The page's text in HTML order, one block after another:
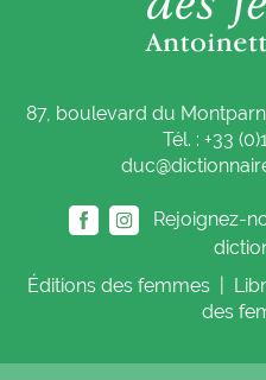
87, boulevard du
Tél. : +33
Rejoignez-
Éditions des femmes
des